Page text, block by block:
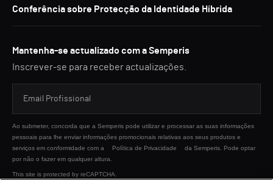
Conferência sobre Protecção da Identidade Híbrida
Mantenha-se actualizado com a Semperis
Inscrever-se para receber actualizações.
Ao submeter, concorda que a Semperis pode utilizar e processar as suas informações
pessoais para lhe enviar informações promocionais relativas aos seus produtos e
serviços em conformidade com a
Política de Privacidade
da Semperis. Pode optar
por não o fazer em qualquer altura.
This site is protected by reCAPTCHA.